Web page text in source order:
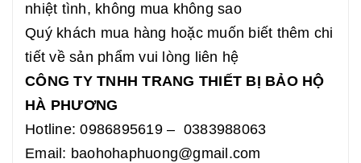
nhiệt tình, không mua không sao
Quý khách mua hàng hoặc muốn biết thêm chi
tiết về sản phẩm vui lòng liên hệ
CÔNG TY TNHH TRANG THIẾT BỊ BẢO HỘ
HÀ PHƯƠNG
Hotline: 0986895619 – 0383988063
Email: baohohaphuong@gmail.com